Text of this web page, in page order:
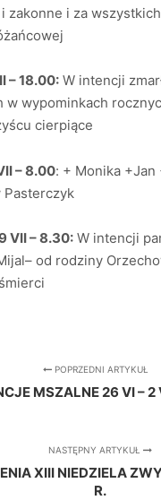
i zakonne i za
– 18.00: W intencji
w wypominkach
cierpiące
– 8.00: + Monika +Jan
Pasterczyk
VII – 8.30: W intencji
od rodziny
POPRZEDNI ARTYKUŁ
MSZALNE 26 VI – 2
NASTĘPNY ARTYKUŁ
XIII NIEDZIELA
R.